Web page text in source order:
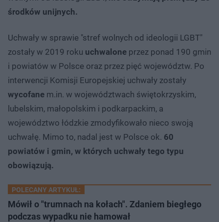
środków unijnych.
Uchwały w sprawie "stref wolnych od ideologii LGBT"
zostały w 2019 roku uchwalone przez ponad 190 gmin
i powiatów w Polsce oraz przez pięć województw. Po
interwencji Komisji Europejskiej uchwały zostały
wycofane m.in. w województwach świętokrzyskim,
lubelskim, małopolskim i podkarpackim, a
województwo łódzkie zmodyfikowało nieco swoją
uchwałę. Mimo to, nadal jest w Polsce ok. 60
powiatów i gmin, w których uchwały tego typu
obowiązują.
POLECANY ARTYKUŁ:
Mówił o "trumnach na kołach". Zdaniem biegłego
podczas wypadku nie hamował